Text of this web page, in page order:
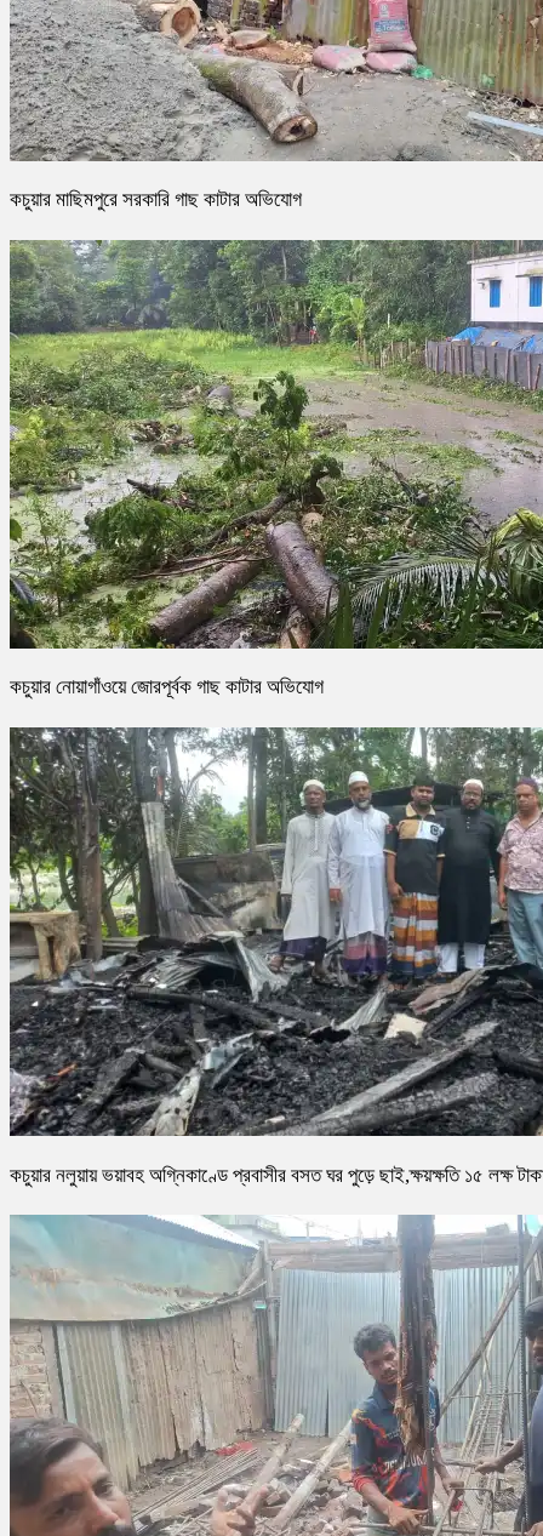
কচুয়ার মাছিমপুরে সরকারি গাছ কাটার অভিযোগ
কচুয়ার নোয়াগাঁওয়ে জোরপূর্বক গাছ কাটার অভিযোগ
কচুয়ার নলুয়ায় ভয়াবহ অগ্নিকাণ্ডে প্রবাসীর বসত ঘর পুড়ে ছাই,ক্ষয়ক্ষতি ১৫ লক্ষ